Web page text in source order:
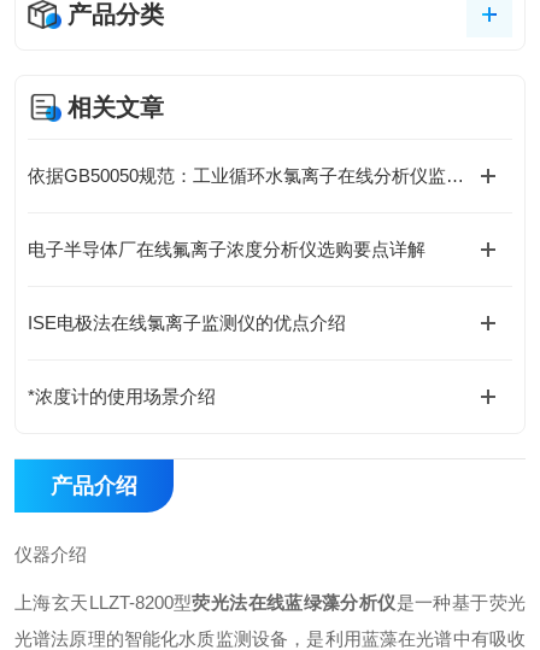
产品分类
相关文章
依据GB50050规范：工业循环水氯离子在线分析仪监测阈值与报警设置
电子半导体厂在线氟离子浓度分析仪选购要点详解
ISE电极法在线氯离子监测仪的优点介绍
*浓度计的使用场景介绍
产品介绍
仪器介绍
上海玄天LLZT-8200型荧光法在线蓝绿藻分析仪是一种基于荧光
光谱法原理的智能化水质监测设备，是利用蓝藻在光谱中有吸收